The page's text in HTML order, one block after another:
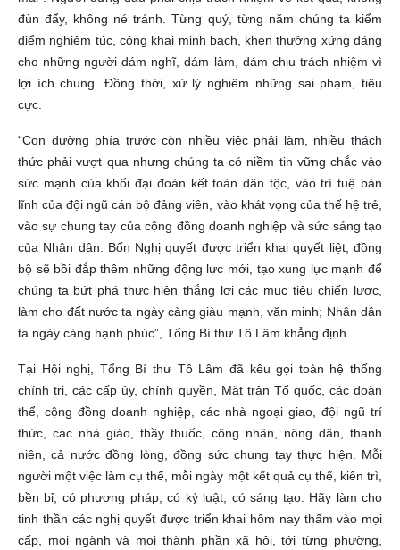
đùn đẩy, không né tránh. Từng quý, từng năm chúng ta kiểm
điểm nghiêm túc, công khai minh bạch, khen thưởng xứng đáng
cho những người dám nghĩ, dám làm, dám chịu trách nhiệm vì
lợi ích chung. Đồng thời, xử lý nghiêm những sai phạm, tiêu
cực.
“Con đường phía trước còn nhiều việc phải làm, nhiều thách
thức phải vượt qua nhưng chúng ta có niềm tin vững chắc vào
sức mạnh của khối đại đoàn kết toàn dân tộc, vào trí tuệ bản
lĩnh của đội ngũ cán bộ đảng viên, vào khát vọng của thế hệ trẻ,
vào sự chung tay của cộng đồng doanh nghiệp và sức sáng tạo
của Nhân dân. Bốn Nghị quyết được triển khai quyết liệt, đồng
bộ sẽ bồi đắp thêm những động lực mới, tạo xung lực mạnh để
chúng ta bứt phá thực hiện thắng lợi các mục tiêu chiến lược,
làm cho đất nước ta ngày càng giàu mạnh, văn minh; Nhân dân
ta ngày càng hạnh phúc”, Tổng Bí thư Tô Lâm khẳng định.
Tại Hội nghị, Tổng Bí thư Tô Lâm đã kêu gọi toàn hệ thống
chính trị, các cấp ủy, chính quyền, Mặt trận Tổ quốc, các đoàn
thể, cộng đồng doanh nghiệp, các nhà ngoại giao, đội ngũ trí
thức, các nhà giáo, thầy thuốc, công nhân, nông dân, thanh
niên, cả nước đồng lòng, đồng sức chung tay thực hiện. Mỗi
người một việc làm cụ thể, mỗi ngày một kết quả cụ thể, kiên trì,
bền bỉ, có phương pháp, có kỷ luật, có sáng tạo. Hãy làm cho
tinh thần các nghị quyết được triển khai hôm nay thấm vào mọi
cấp, mọi ngành và mọi thành phần xã hội, tới từng phường,